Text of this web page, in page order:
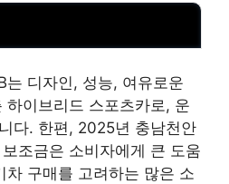
디자인, 성능, 여유로운
하이브리드 스포츠카로, 운
다. 한편, 2025년 충남천안
조금은 소비자에게 큰 도움
차 구매를 고려하는 많은 소